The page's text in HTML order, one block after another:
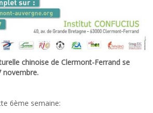
chinoise de Clermont-Ferrand se
novembre.
6ème semaine: